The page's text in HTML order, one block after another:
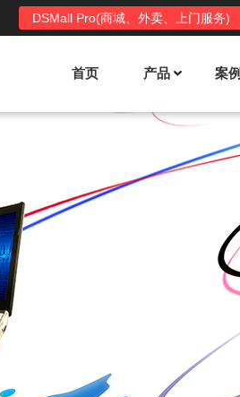
DSMall Pro(商城、外卖、上门服务)
首页 产品
DSShop功能列表
单店铺商城系统,系统支持分销、拼团、
获得唯一授权码,避免法律纠纷，永无后
案例